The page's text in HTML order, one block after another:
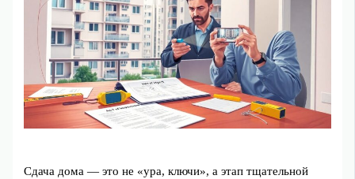
Сдача дома — это не «ура, ключи», а этап тщательной